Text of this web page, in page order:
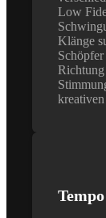
Low
Klänge
Richtung